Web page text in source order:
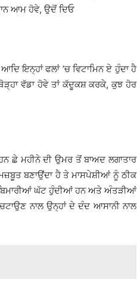
ਆਮ ਹੋਵੇ, ਉਦੋਂ ਦਿਓ
ਇਨ੍ਹਾਂ ਫਲਾਂ ’ਚ ਵਿਟਾਮਿਨ ਏ ਹੁੰਦਾ ਹੈ
ਵੱਡਾ ਹੋਵੇ ਤਾਂ ਕੱਦੂਕਸ਼ ਕਰਕੇ, ਕੁਝ ਹੋਰ
ਛੇ ਮਹੀਨੇ ਦੀ ਉਮਰ ਤੋਂ ਬਾਅਦ ਲਗਾਤਾਰ
ਬਣਾਉਂਦਾ ਹੈ ਤੇ ਮਾਸਪੇਸ਼ੀਆਂ ਨੂੰ ਠੀਕ
ਬਿਮਾਰੀਆਂ ਘੱਟ ਹੁੰਦੀਆਂ ਹਨ ਅਤੇ ਅੰਤੜੀਆਂ
ਨਾਲ ਉਨ੍ਹਾਂ ਦੇ ਦੰਦ ਆਸਾਨੀ ਨਾਲ